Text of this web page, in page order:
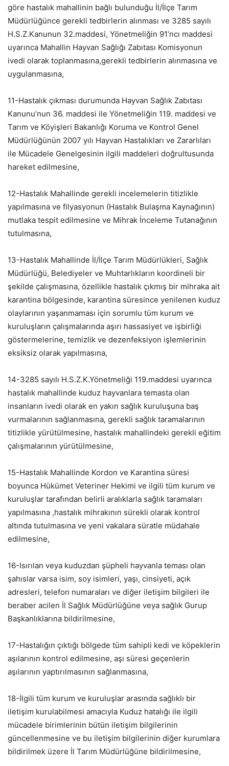
göre hastalık mahallinin bağlı bulunduğu İl/İlçe Tarım
Müdürlüğünce gerekli tedbirlerin alınması ve 3285 sayılı
H.S.Z.Kanunun 32.maddesi, Yönetmeliğin 91’ncı maddesi
uyarınca Mahallin Hayvan Sağlığı Zabıtası Komisyonun
ivedi olarak toplanmasına,gerekli tedbirlerin alınmasına ve
uygulanmasına,
11-Hastalık çıkması durumunda Hayvan Sağlık Zabıtası
Kanunu’nun 36. maddesi ile Yönetmeliğin 119. maddesi ve
Tarım ve Köyişleri Bakanlığı Koruma ve Kontrol Genel
Müdürlüğünün 2007 yılı Hayvan Hastalıkları ve Zararlıları
ile Mücadele Genelgesinin ilgili maddeleri doğrultusunda
hareket edilmesine,
12-Hastalık Mahallinde gerekli incelemelerin titizlikle
yapılmasına ve filyasyonun (Hastalık Bulaşma Kaynağının)
mutlaka tespit edilmesine ve Mihrak İnceleme Tutanağının
tutulmasına,
13-Hastalık Mahallinde İl/İlçe Tarım Müdürlükleri, Sağlık
Müdürlüğü, Belediyeler ve Muhtarlıkların koordineli bir
şekilde çalışmasına, özellikle hastalık çıkmış bir mihraka ait
karantina bölgesinde, karantina süresince yenilenen kuduz
olaylarının yaşanmaması için sorumlu tüm kurum ve
kuruluşların çalışmalarında aşırı hassasiyet ve işbirliği
göstermelerine, temizlik ve dezenfeksiyon işlemlerinin
eksiksiz olarak yapılmasına,
14-3285 sayılı H.S.Z.K.Yönetmeliği 119.maddesi uyarınca
hastalık mahallinde kuduz hayvanlara temasta olan
insanların ivedi olarak en yakın sağlık kuruluşuna baş
vurmalarının sağlanmasına, gerekli sağlık taramalarının
titizlikle yürütülmesine, hastalık mahallindeki gerekli eğitim
çalışmalarının yürütülmesine,
15-Hastalık Mahallinde Kordon ve Karantina süresi
boyunca Hükümet Veteriner Hekimi ve ilgili tüm kurum ve
kuruluşlar tarafından belirli aralıklarla sağlık taramaları
yapılmasına ,hastalık mihrakının sürekli olarak kontrol
altında tutulmasına ve yeni vakalara süratle müdahale
edilmesine,
16-Isırılan veya kuduzdan şüpheli hayvanla teması olan
şahıslar varsa isim, soy isimleri, yaşı, cinsiyeti, açık
adresleri, telefon numaraları ve diğer iletişim bilgileri ile
beraber acilen İl Sağlık Müdürlüğüne veya sağlık Gurup
Başkanlıklarına bildirilmesine,
17-Hastalığın çıktığı bölgede tüm sahipli kedi ve köpeklerin
aşılarının kontrol edilmesine, aşı süresi geçenlerin
aşılarının yaptırılmasının sağlanmasına,
18-İlgili tüm kurum ve kuruluşlar arasında sağlıklı bir
iletişim kurulabilmesi amacıyla Kuduz hatalığı ile ilgili
mücadele birimlerinin bütün iletişim bilgilerinin
güncellenmesine ve bu iletişim bilgilerinin diğer kurumlara
bildirilmek üzere İl Tarım Müdürlüğüne bildirilmesine,